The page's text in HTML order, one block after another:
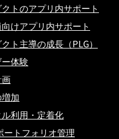
トのアプリ内サポート
けアプリ内サポート
ト主導の成長（PLG）
体験
加
利用・定着化
ートフォリオ管理